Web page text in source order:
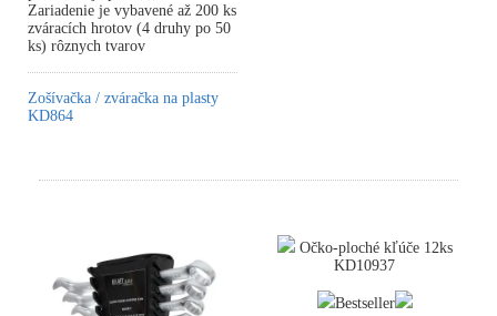
Zariadenie je vybavené až 200 ks
zváracích hrotov (4 druhy po 50
ks) rôznych tvarov
Zošívačka / zváračka na plasty
KD864
Očko-ploché kľúče 12ks
KD10937
Bestseller